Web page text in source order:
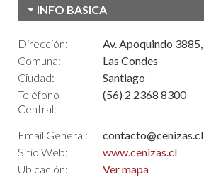
INFO BASICA
Dirección:
Av. Apoquindo
Comuna:
Las Condes
Ciudad:
Santiago
Teléfono
Central:
(56) 2 2368 8300
Email General:
contacto@cenizas.cl
Sitio Web:
www.cenizas.cl
Ubicación:
Ver mapa